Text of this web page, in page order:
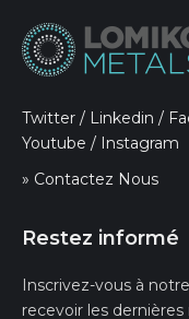
Twitter / Linkedin /
Youtube / Instagram
» Contactez Nous
Restez informé
Inscrivez-vous à
recevoir les